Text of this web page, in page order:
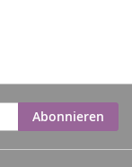
Abonnieren